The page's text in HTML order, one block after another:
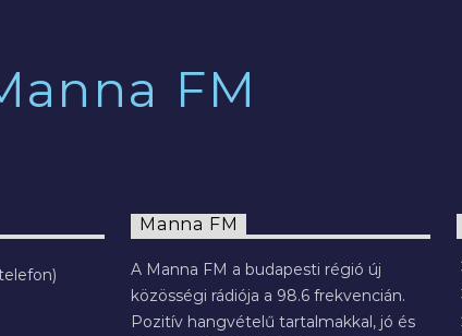
FM
Manna FM
A Manna FM a budapesti régió új
közösségi rádiója a 98.6 frekvencián.
Pozitív hangvételű tartalmakkal, jó és